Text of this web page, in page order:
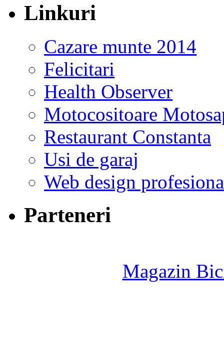
Linkuri
Cazare munte 2014
Felicitari
Health Observer
Motocositoare
Restaurant Constanta
Usi de garaj
Web design
Parteneri
Magazin